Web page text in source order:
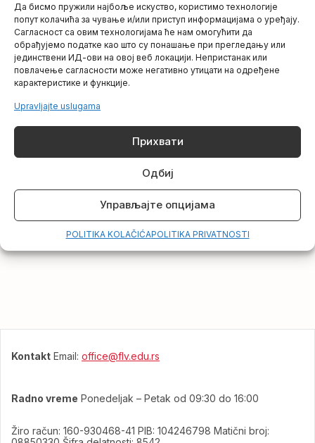
Да бисмо пружили најбоље искуство, користимо технологије
попут колачића за чување и/или приступ информацијама о уређају.
Сагласност са овим технологијама ће нам омогућити да
обрађујемо податке као што су понашање при прегледању или
јединствени ИД-ови на овој веб локацији. Непристанак или
повлачење сагласности може негативно утицати на одређене
карактеристике и функције.
Upravljajte uslugama
Прихвати
Одбиј
Управљајте опцијама
POLITIKA KOLAČIĆAPOLITIKA PRIVATNOSTI
Tokom svog dvadesetogodišnjeg rada u oblasti
visokoškolskog obrazovanja i istraživanja, profesor
Vrkatić je davao veliki i nesebičan značaj negovanju,
praćenju i pružanju
šansi izuzetno nadarenim mladim studentima.
usmereno ka stipendiranju i podržavanju studenata
društveno-humanističkih nauka kroz redovne godišnje
nagradne fondove.
Kontakt Email: office@flv.edu.rs
Radno vreme Ponedeljak – Petak od 09:30 do 16:00
Žiro račun: 160-930468-41 PIB: 104246798 Matični broj: